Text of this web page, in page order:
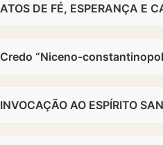
ATOS DE FÉ, ESPERANÇA E
Credo “Niceno-
INVOCAÇÃO AO ESPÍRITO